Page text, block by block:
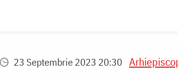
23 Septembrie 2023 20:30